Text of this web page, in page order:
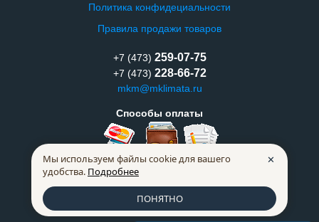
Политика конфидециальности
Правила продажи товаров
+7 (473) 259-07-75
+7 (473) 228-66-72
mkm@mklimata.ru
Способы оплаты
Мы используем файлы cookie для вашего
удобства. Подробнее
✕
ПОНЯТНО